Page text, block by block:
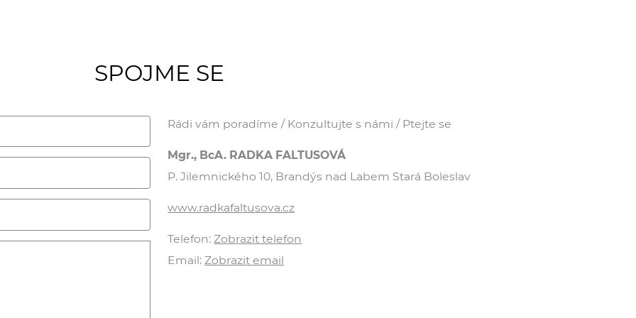
SPOJME SE
Rádi vám poradíme / Konzultujte s námi / Ptejte se
Mgr., BcA. RADKA FALTUSOVÁ
P. Jilemnického 10, Brandýs nad Labem Stará Boleslav
www.radkafaltusova.cz
Telefon: Zobrazit telefon
Email: Zobrazit email